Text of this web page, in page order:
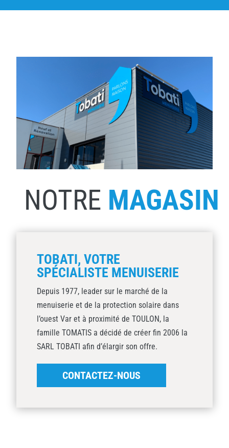
NOTRE MAGASIN
TOBATI, VOTRE
SPÉCIALISTE MENUISERIE
Depuis 1977, leader sur le marché de la
menuiserie et de la protection solaire dans
l’ouest Var et à proximité de TOULON, la
famille TOMATIS a décidé de créer fin 2006 la
SARL TOBATI afin d’élargir son offre.
CONTACTEZ-NOUS